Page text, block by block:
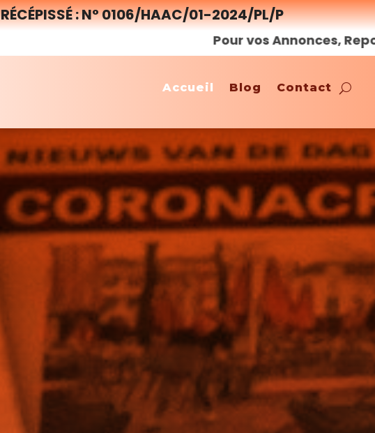
RÉCÉPISSÉ : N° 0106/HAAC/01-2024/PL/P
Pour vos Annonces, Reportages et Publicités,
Accueil Blog Contact